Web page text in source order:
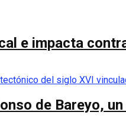
e impacta
de Bareyo,